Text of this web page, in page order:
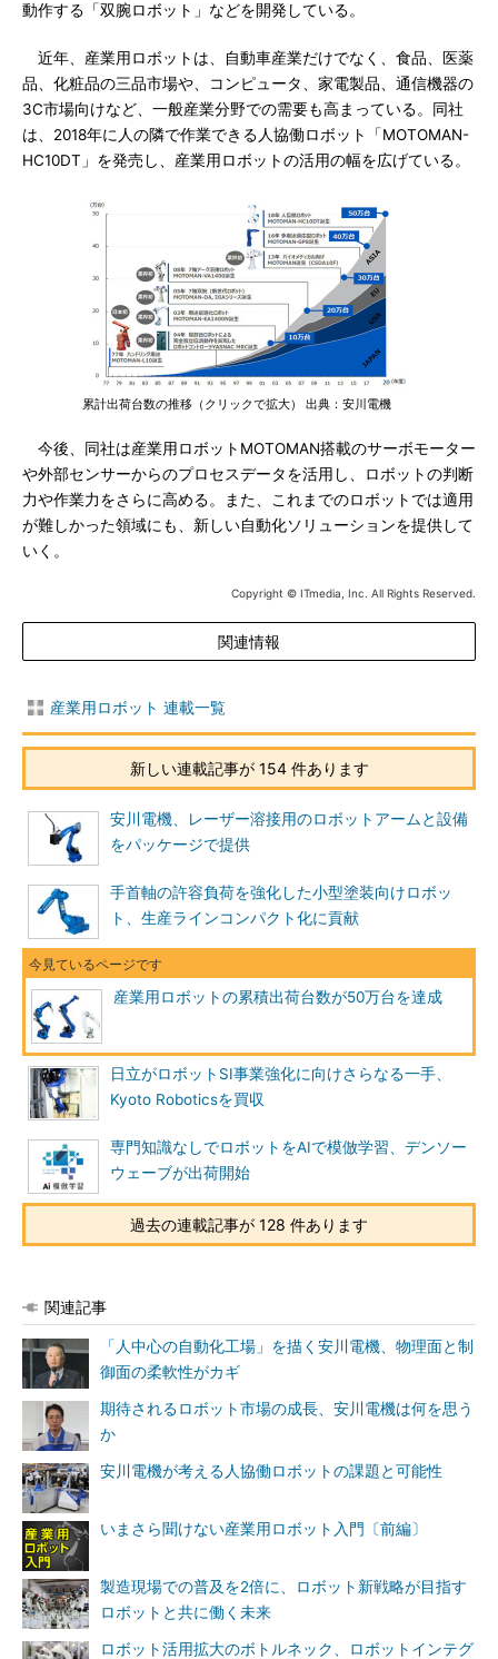
動作する「双腕ロボット」などを開発している。
近年、産業用ロボットは、自動車産業だけでなく、食品、医薬
品、化粧品の三品市場や、コンピュータ、家電製品、通信機器の
3C市場向けなど、一般産業分野での需要も高まっている。同社
は、2018年に人の隣で作業できる人協働ロボット「MOTOMAN-
HC10DT」を発売し、産業用ロボットの活用の幅を広げている。
累計出荷台数の推移（クリックで拡大） 出典：安川電機
今後、同社は産業用ロボットMOTOMAN搭載のサーボモーター
や外部センサーからのプロセスデータを活用し、ロボットの判断
力や作業力をさらに高める。また、これまでのロボットでは適用
が難しかった領域にも、新しい自動化ソリューションを提供して
いく。
Copyright © ITmedia, Inc. All Rights Reserved.
関連情報
産業用ロボット 連載一覧
新しい連載記事が 154 件あります
安川電機、レーザー溶接用のロボットアームと設備
をパッケージで提供
手首軸の許容負荷を強化した小型塗装向けロボッ
ト、生産ラインコンパクト化に貢献
産業用ロボットの累積出荷台数が50万台を達成
日立がロボットSI事業強化に向けさらなる一手、
Kyoto Roboticsを買収
専門知識なしでロボットをAIで模倣学習、デンソー
ウェーブが出荷開始
過去の連載記事が 128 件あります
関連記事
「人中心の自動化工場」を描く安川電機、物理面と制
御面の柔軟性がカギ
期待されるロボット市場の成長、安川電機は何を思う
か
安川電機が考える人協働ロボットの課題と可能性
いまさら聞けない産業用ロボット入門〔前編〕
製造現場での普及を2倍に、ロボット新戦略が目指す
ロボットと共に働く未来
ロボット活用拡大のボトルネック、ロボットインテグ